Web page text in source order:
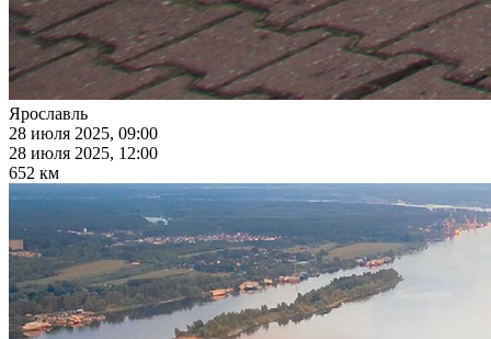
Ярославль
28 июля 2025, 09:00
28 июля 2025, 12:00
652 км